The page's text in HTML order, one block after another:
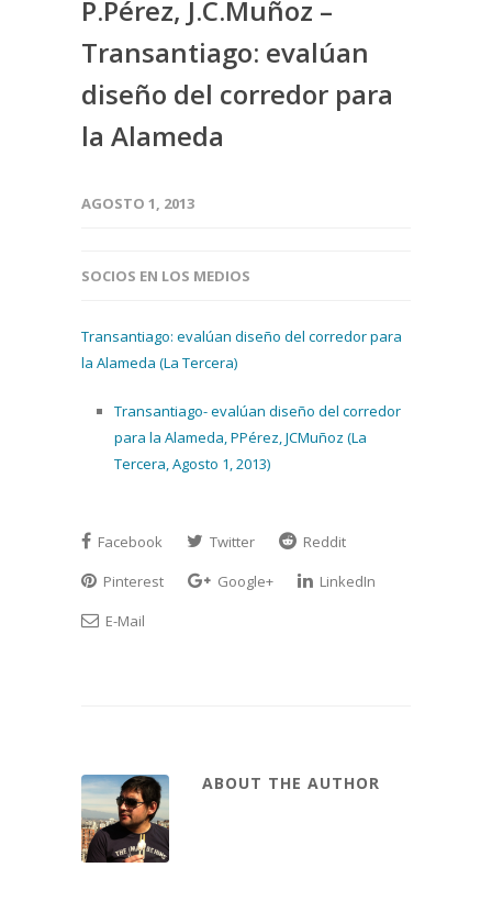
P.Pérez, J.C.Muñoz –
Transantiago: evalúan
diseño del corredor para
la Alameda
AGOSTO 1, 2013
SOCIOS EN LOS MEDIOS
Transantiago: evalúan diseño del corredor para
la Alameda (La Tercera)
Transantiago- evalúan diseño del corredor
para la Alameda, PPérez, JCMuñoz (La
Tercera, Agosto 1, 2013)
Facebook Twitter
Reddit
Pinterest
Google+
LinkedIn
E-Mail
ABOUT THE AUTHOR